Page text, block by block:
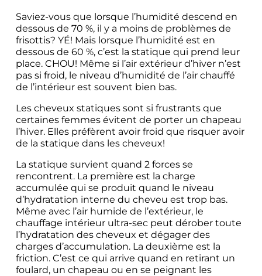
Saviez-vous que lorsque l’humidité descend en
dessous de 70 %, il y a moins de problèmes de
frisottis? YÉ! Mais lorsque l’humidité est en
dessous de 60 %, c’est la statique qui prend leur
place. CHOU! Même si l’air extérieur d’hiver n’est
pas si froid, le niveau d’humidité de l’air chauffé
de l’intérieur est souvent bien bas.
Les cheveux statiques sont si frustrants que
certaines femmes évitent de porter un chapeau
l’hiver. Elles préfèrent avoir froid que risquer avoir
de la statique dans les cheveux!
La statique survient quand 2 forces se
rencontrent. La première est la charge
accumulée qui se produit quand le niveau
d’hydratation interne du cheveu est trop bas.
Même avec l’air humide de l’extérieur, le
chauffage intérieur ultra-sec peut dérober toute
l’hydratation des cheveux et dégager des
charges d’accumulation. La deuxième est la
friction. C’est ce qui arrive quand en retirant un
foulard, un chapeau ou en se peignant les